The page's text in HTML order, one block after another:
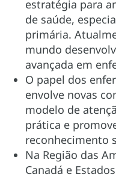
estratégia para
de saúde,
primária.
mundo
avançada em
O papel dos
envolve novas
modelo de
prática e
reconhecimento
Na Região das
Canadá e